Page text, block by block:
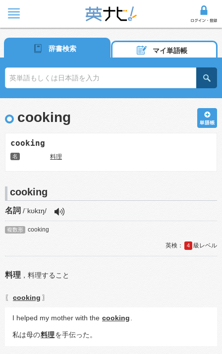
辞書検索 マイ単語帳
cooking
cooking
名 料理
cooking
名詞 /ˈkʊkɪŋ/
複数形 cooking
4
料理 ， 料理すること
〖 cooking 〗
I helped my mother with the cooking
私は母の料理を手伝った。